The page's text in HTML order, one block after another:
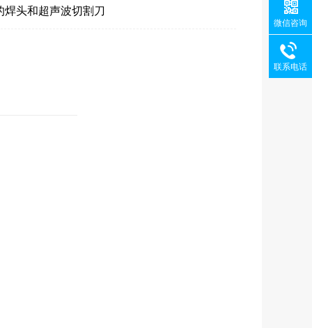
焊头和超声波切割刀
微信咨询
联系电话